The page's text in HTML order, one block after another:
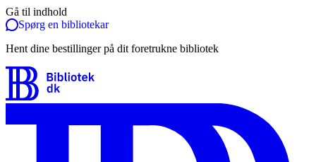
Gå til indhold
Spørg en bibliotekar
Hent dine bestillinger på dit foretrukne bibliotek